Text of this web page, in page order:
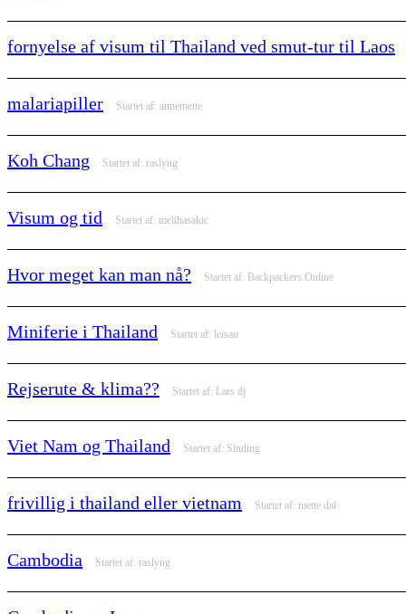
fornyelse af visum til Thailand ved smut-tur til Laos
malariapiller Startet af: annemette
Koh Chang Startet af: raslyng
Visum og tid Startet af: melihasakic
Hvor meget kan man nå? Startet af: Backpackers Online
Miniferie i Thailand Startet af: leisau
Rejserute & klima?? Startet af: Lars dj
Viet Nam og Thailand Startet af: Sinding
frivillig i thailand eller vietnam Startet af: mette dal
Cambodia Startet af: raslyng